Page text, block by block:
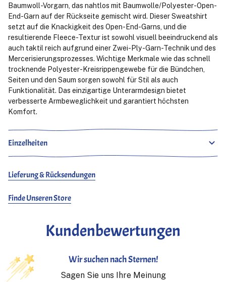
Baumwoll-Vorgarn, das nahtlos mit Baumwolle/Polyester-Open-
End-Garn auf der Rückseite gemischt wird. Dieser Sweatshirt
setzt auf die Knackigkeit des Open-End-Garns, und die
resultierende Fleece-Textur ist sowohl visuell beeindruckend als
auch taktil reich aufgrund einer Zwei-Ply-Garn-Technik und des
Mercerisierungsprozesses. Wichtige Merkmale wie das schnell
trocknende Polyester-Kreisrippengewebe für die Bündchen,
Seiten und den Saum sorgen sowohl für Stil als auch
Funktionalität. Das einzigartige Unterarmdesign bietet
verbesserte Armbeweglichkeit und garantiert höchsten
Komfort.
Einzelheiten
Lieferung & Rücksendungen
Finde Unseren Store
Kundenbewertungen
Wir suchen nach Sternen!
Sagen Sie uns Ihre Meinung